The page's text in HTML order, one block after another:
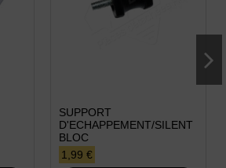
SUPPORT
D'ECHAPPEMENT/SILENT
BLOC
1,99 €